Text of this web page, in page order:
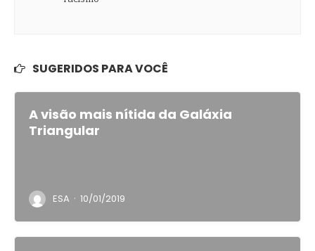
SUGERIDOS PARA VOCÊ
A visão mais nítida da Galáxia
Triangular
ESA · 10/01/2019